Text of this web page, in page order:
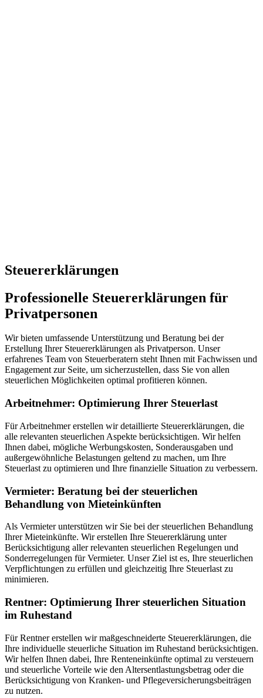
Steuererklärungen
Professionelle Steuererklärungen für
Privatpersonen
Wir bieten umfassende Unterstützung und Beratung bei der
Erstellung Ihrer Steuererklärungen als Privatperson. Unser
erfahrenes Team von Steuerberatern steht Ihnen mit Fachwissen und
Engagement zur Seite, um sicherzustellen, dass Sie von allen
steuerlichen Möglichkeiten optimal profitieren können.
Arbeitnehmer: Optimierung Ihrer Steuerlast
Für Arbeitnehmer erstellen wir detaillierte Steuererklärungen, die
alle relevanten steuerlichen Aspekte berücksichtigen. Wir helfen
Ihnen dabei, mögliche Werbungskosten, Sonderausgaben und
außergewöhnliche Belastungen geltend zu machen, um Ihre
Steuerlast zu optimieren und Ihre finanzielle Situation zu verbessern.
Vermieter: Beratung bei der steuerlichen
Behandlung von Mieteinkünften
Als Vermieter unterstützen wir Sie bei der steuerlichen Behandlung
Ihrer Mieteinkünfte. Wir erstellen Ihre Steuererklärung unter
Berücksichtigung aller relevanten steuerlichen Regelungen und
Sonderregelungen für Vermieter. Unser Ziel ist es, Ihre steuerlichen
Verpflichtungen zu erfüllen und gleichzeitig Ihre Steuerlast zu
minimieren.
Rentner: Optimierung Ihrer steuerlichen Situation
im Ruhestand
Für Rentner erstellen wir maßgeschneiderte Steuererklärungen, die
Ihre individuelle steuerliche Situation im Ruhestand berücksichtigen.
Wir helfen Ihnen dabei, Ihre Renteneinkünfte optimal zu versteuern
und steuerliche Vorteile wie den Altersentlastungsbetrag oder die
Berücksichtigung von Kranken- und Pflegeversicherungsbeiträgen
zu nutzen.